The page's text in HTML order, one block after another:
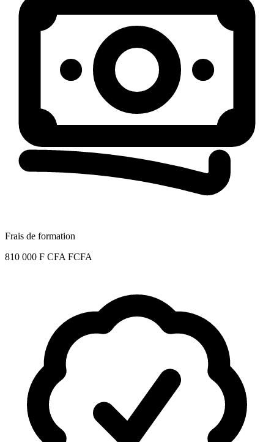
Frais de formation
810 000 F CFA FCFA